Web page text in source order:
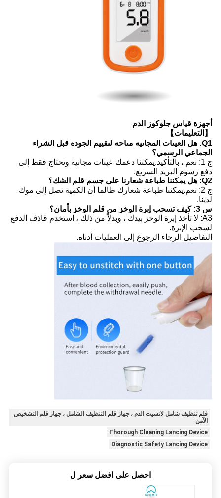
أجهزة قياس جلوكوز الدم
【التعليمات】
Q1: هل العينات المجانية متاحة لتقييم الجودة قبل الشراء
الجماعي الرسمي؟
ج 1: نعم ، بالتأكيد.يمكننا دعمك عينات مجانية وتحتاج فقط إلى
دفع رسوم البريد السريع.
Q2: هل يمكننا طباعة شعارنا على جسم قلم الشك؟
ج 2: نعم.يمكننا طباعة شعارك طالما أن الكمية تصل إلى موك
لدينا.
س 3: كيف تسحب إبرة الوخز من قلم الوخز بأمان؟
A3: لا تأخذ إبرة الوخز بيدك ، وبدلاً من ذلك ، استخدم قاذف الدفع
لسحب الإبرة.
التفاصيل الرجاء الرجوع إلى العمليات أدناه.
قلم تنظيف شامل لانسيت الدم ، جهاز قلم التنظيف الشامل ، جهاز قلم التشخيص
الآمن
Thorough Cleaning Lancing Device
Diagnostic Safety Lancing Device
احصل على افضل سعر ل